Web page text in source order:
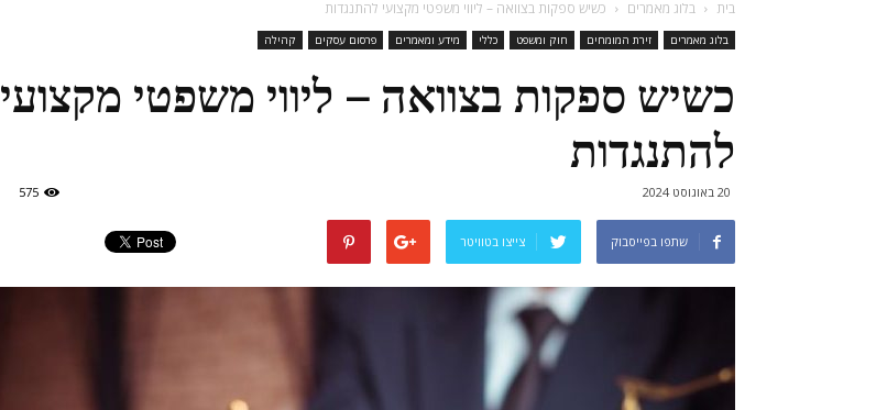
דיל
בית בלוג מאמרים כשיש ספקות בצוואה – ליווי משפטי מקצועי להתנגדות
בלוג מאמרים זירת המומחים חוק ומשפט כללי מידע ומאמרים פרסום עסקים קהילה
כשיש ספקות בצוואה – ליווי משפטי מקצועי
להתנגדות
20 באוגוסט 2024 575
שתפו בפייסבוק צייצו בטוויטר